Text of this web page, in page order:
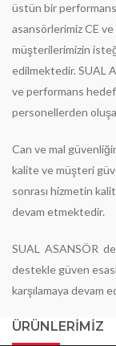
üstün bir
asansörlerimiz CE
müşterilerimizin
edilmektedir. SUAL
ve performans
personellerden
Can ve mal
kalite ve müşteri
sonrası hizmetin
devam etmektedir.
SUAL ASANSÖR
destekle güven
karşılamaya devam
ÜRÜNLERIMIZ